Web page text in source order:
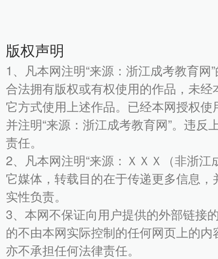
版权声明
1、凡本网注明“来源：浙江成考教育
合法拥有版权或有权使用的作品，未
它方式使用上述作品。已经本网授权
并注明“来源：浙江成考教育网”。违
责任。
2、凡本网注明“来源：ＸＸＸ（非浙
它媒体，转载目的在于传递更多信息
实性负责。
3、本网不保证向用户提供的外部链接
的不由本网实际控制的任何网页上的
亦不承担任何法律责任。